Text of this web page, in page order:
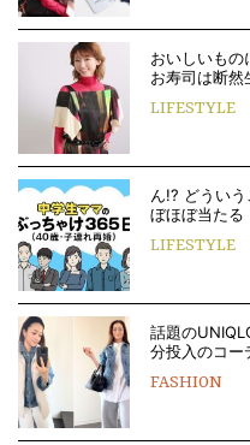
おいしいもの
お寿司は断
LIFESTYLE
ん!? どうい
ぼほぼ当た
LIFESTYLE
話題の
分投入のコー
FASHION